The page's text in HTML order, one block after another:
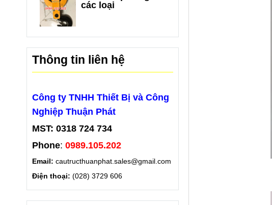
các loại
Thông tin liên hệ
Công ty TNHH Thiết Bị và Công
Nghiệp Thuận Phát
MST: 0318 724 734
Phone: 0989.105.202
Email: cautructhuanphat.sales@gmail.com
Điện thoại: (028) 3729 606